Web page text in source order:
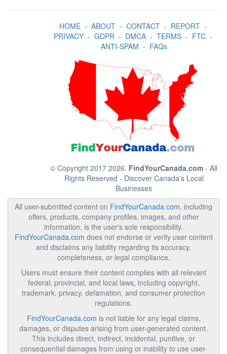
HOME- ABOUT- CONTACT- REPORT-
PRIVACY- GDPR- DMCA- TERMS- FTC-
ANTI-SPAM - FAQs
© Copyright 2017 2026. FindYourCanada.com - All
Rights Reserved - Discover Canada's Local
Businesses
All user-submitted content on FindYourCanada.com, including
offers, products, company profiles, images, and other
information, is the user's sole responsibility.
FindYourCanada.com does not endorse or verify user content
and disclaims any liability regarding its accuracy,
completeness, or legal compliance.
Users must ensure their content complies with all relevant
federal, provincial, and local laws, including copyright,
trademark, privacy, defamation, and consumer protection
regulations.
FindYourCanada.com is not liable for any legal claims,
damages, or disputes arising from user-generated content.
This includes direct, indirect, incidental, punitive, or
consequential damages from using or inability to use user-